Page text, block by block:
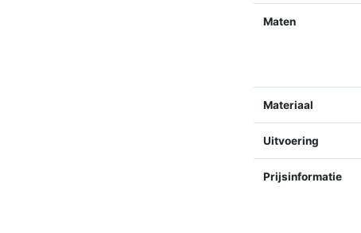
Maten
Materiaal
Uitvoering
Prijsinformatie